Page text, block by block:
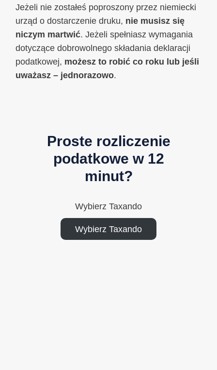
Jeżeli nie zostałeś poproszony przez niemiecki
urząd o dostarczenie druku, nie musisz się
niczym martwić. Jeżeli spełniasz wymagania
dotyczące dobrowolnego składania deklaracji
podatkowej, możesz to robić co roku lub jeśli
uważasz – jednorazowo.
Proste rozliczenie
podatkowe w 12
minut?
Wybierz Taxando
Wybierz Taxando